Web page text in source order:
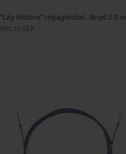
"Låg friktions" reglagekabel, längd 2,0 m
801,15 SEK